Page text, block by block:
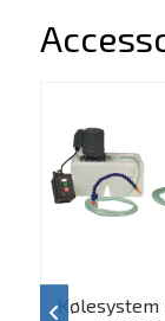
Kølesystem